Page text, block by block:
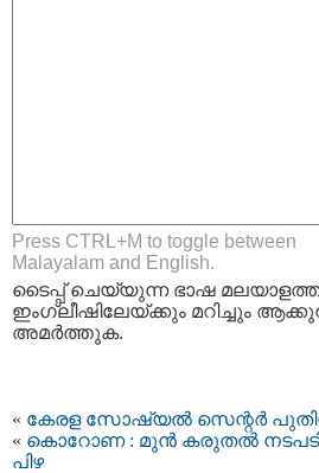
Press CTRL+M to toggle between
Malayalam and English.
ടൈപ്പ്‌ ചെയ്യുന്ന ഭാഷ
ഇംഗ്ലീഷിലേയ്ക്കും മറിച്ചും
അമര്‍ത്തുക.
« കേരള സോഷ്യല്‍ സെന്റര്‍
« കൊറോണ : മുന്‍ കരുതല്‍
പിഴ